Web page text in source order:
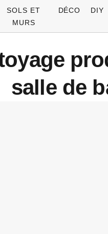
SOLS ET
MURS
DÉCO DIY
salle de